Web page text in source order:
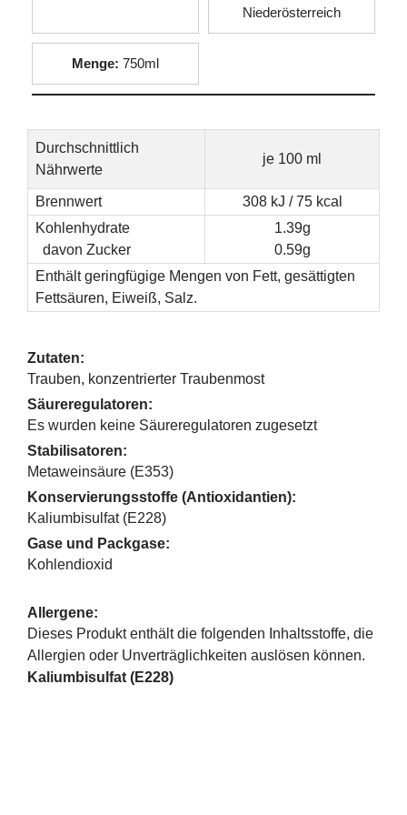
Niederösterreich
Menge: 750ml
Durchschnittlich
Nährwerte
je 100 ml
Brennwert
308 kJ / 75 kcal
Kohlenhydrate
davon Zucker
1.39g
0.59g
Enthält geringfügige Mengen von Fett, gesättigten
Fettsäuren, Eiweiß, Salz.
Zutaten:
Trauben, konzentrierter Traubenmost
Säureregulatoren:
Es wurden keine Säureregulatoren zugesetzt
Stabilisatoren:
Metaweinsäure (E353)
Konservierungsstoffe (Antioxidantien):
Kaliumbisulfat (E228)
Gase und Packgase:
Kohlendioxid
Allergene:
Dieses Produkt enthält die folgenden Inhaltsstoffe, die
Allergien oder Unverträglichkeiten auslösen können.
Kaliumbisulfat (E228)